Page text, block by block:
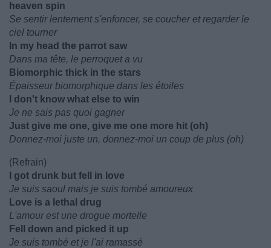
heaven spin
Se sentir lentement s'enfoncer, se coucher et regarder le
ciel tourner
In my head the parrot saw
Dans ma tête, le perroquet a vu
Biomorphic thick in the stars
Épaisseur biomorphique dans les étoiles
I don't know what else to win
Je ne sais pas quoi gagner
Just give me one, give me one more hit (oh)
Donnez-moi juste un, donnez-moi un coup de plus (oh)
(Refrain)
I got drunk but fell in love
Je suis saoul mais je suis tombé amoureux
Love is a lethal drug
L'amour est une drogue mortelle
Fell down and picked it up
Je suis tombé et je l'ai ramassé